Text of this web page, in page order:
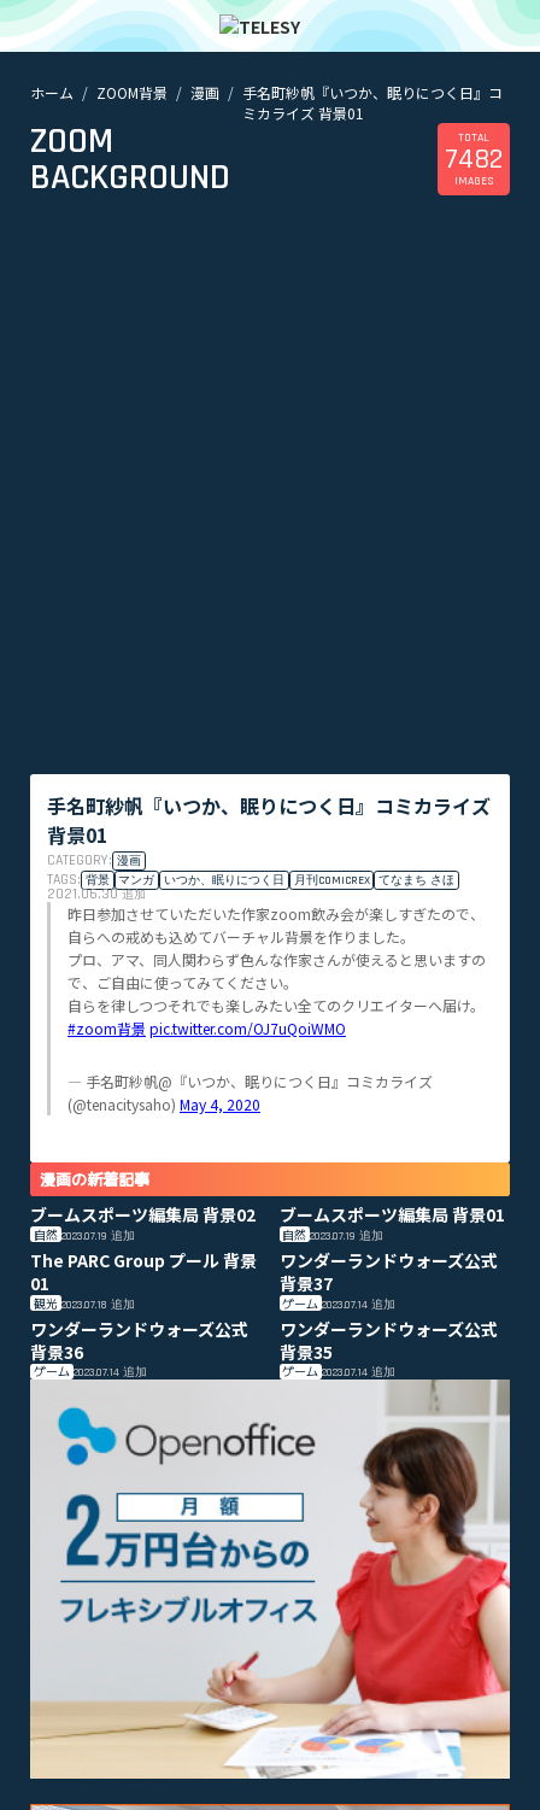
ホーム
ニュース
TELESYについて
ホーム ZOOM背景 漫画
手名町紗帆『いつか、眠りにつく日』コ
ミカライズ 背景01
ZOOM
BACKGROUND
TOTAL
7482
IMAGES
手名町紗帆『いつか、眠りにつく日』コミカライズ
背景01
CATEGORY: 漫画
TAGS: 背景 マンガ いつか、眠りにつく日 月刊COMICREX てなまち さほ
2021.06.30追加
昨日参加させていただいた作家zoom飲み会が楽しすぎたので、
自らへの戒めも込めてバーチャル背景を作りました。
プロ、アマ、同人関わらず色んな作家さんが使えると思いますの
で、ご自由に使ってみてください。
自らを律しつつそれでも楽しみたい全てのクリエイターへ届け。
#zoom背景 pic.twitter.com/OJ7uQoiWMO
— 手名町紗帆@『いつか、眠りにつく日』コミカライズ
(@tenacitysaho) May 4, 2020
漫画の新着記事
ブームスポーツ編集局 背景02
自然 2023.07.19 追加
ブームスポーツ編集局 背景01
自然 2023.07.19追加
The PARC Group プール 背景
01
観光 2023.07.18 追加
ワンダーランドウォーズ公式
背景37
ゲーム 2023.07.14追加
ワンダーランドウォーズ公式
背景36
ゲーム 2023.07.14 追加
ワンダーランドウォーズ公式
背景35
ゲーム 2023.07.14追加